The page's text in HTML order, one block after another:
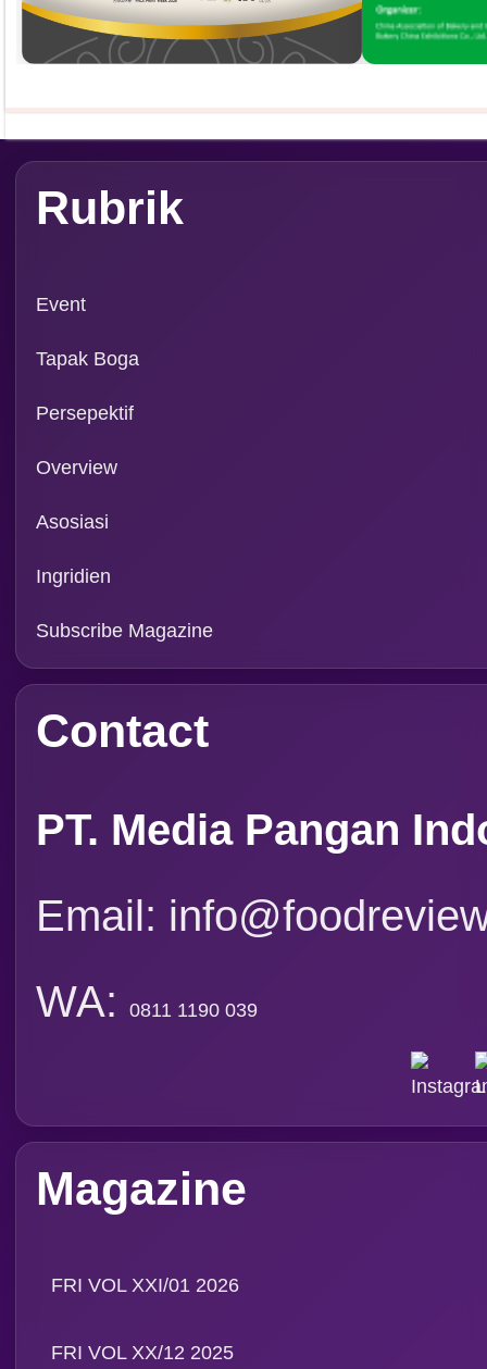
Rubrik
Event
Tapak Boga
Persepektif
Overview
Asosiasi
Ingridien
Subscribe Magazine
Contact
PT. Media Pangan
Email:
WA:
0811 1190 039
Magazine
FRI VOL XXI/01 2026
FRI VOL XX/12 2025